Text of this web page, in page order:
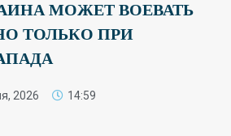
МОЖЕТ ВОЕВАТЬ
ТОЛЬКО ПРИ
2026 14:59